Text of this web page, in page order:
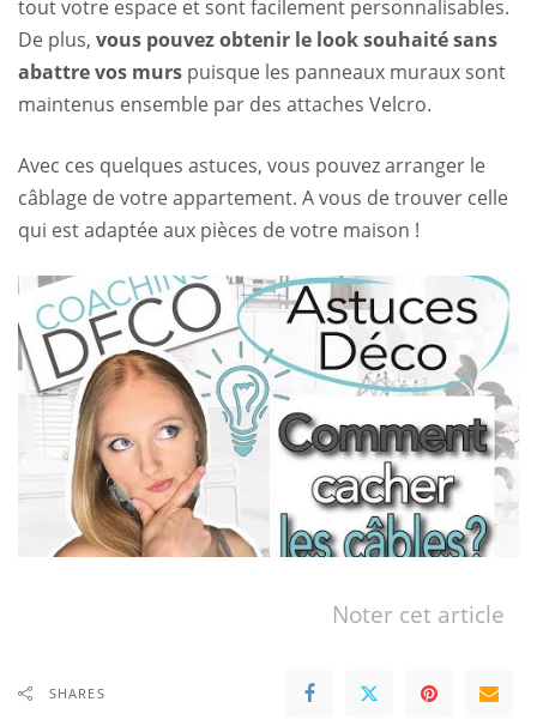
tout votre espace et sont facilement personnalisables.
De plus, vous pouvez obtenir le look souhaité sans
abattre vos murs puisque les panneaux muraux sont
maintenus ensemble par des attaches Velcro.
Avec ces quelques astuces, vous pouvez arranger le
câblage de votre appartement. A vous de trouver celle
qui est adaptée aux pièces de votre maison !
Noter cet article
SHARES